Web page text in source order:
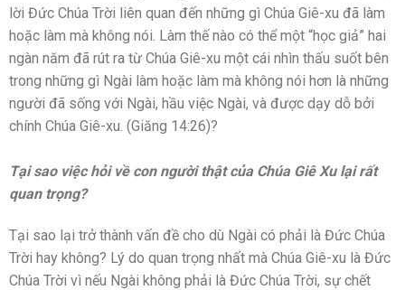
lời Đức Chúa Trời liên quan đến những gì Chúa Giê-xu đã làm
hoặc làm mà không nói. Làm thế nào có thể một “học giả” hai
ngàn năm đã rút ra từ Chúa Giê-xu một cái nhìn thấu suốt bên
trong những gì Ngài làm hoặc làm mà không nói hơn là những
người đã sống với Ngài, hầu việc Ngài, và được dạy dỗ bởi
chính Chúa Giê-xu. (Giăng 14:26)?
Tại sao việc hỏi về con người thật của Chúa Giê Xu lại rất
quan trọng?
Tại sao lại trở thành vấn đề cho dù Ngài có phải là Đức Chúa
Trời hay không? Lý do quan trọng nhất mà Chúa Giê-xu là Đức
Chúa Trời vì nếu Ngài không phải là Đức Chúa Trời, sự chết